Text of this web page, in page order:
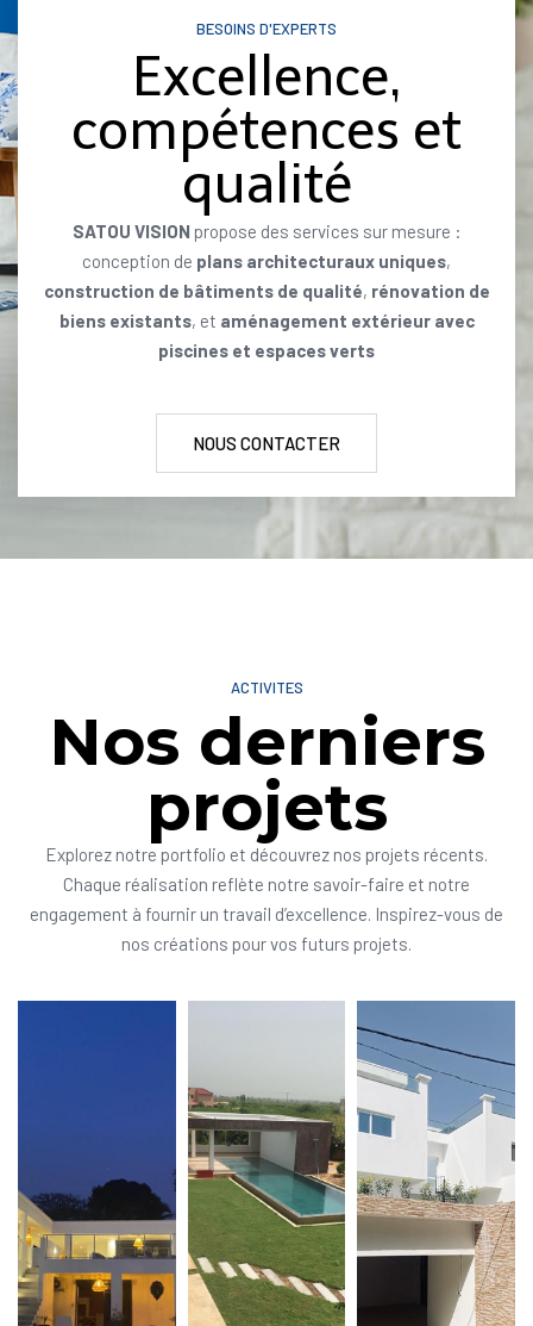
BESOINS D'EXPERTS
Excellence,
compétences et
qualité
SATOU VISION propose des services sur mesure :
conception de plans architecturaux uniques,
construction de bâtiments de qualité, rénovation de
biens existants, et aménagement extérieur avec
piscines et espaces verts
NOUS CONTACTER
ACTIVITES
Nos derniers
projets
Explorez notre portfolio et découvrez nos projets récents.
Chaque réalisation reflète notre savoir-faire et notre
engagement à fournir un travail d’excellence. Inspirez-vous de
nos créations pour vos futurs projets.